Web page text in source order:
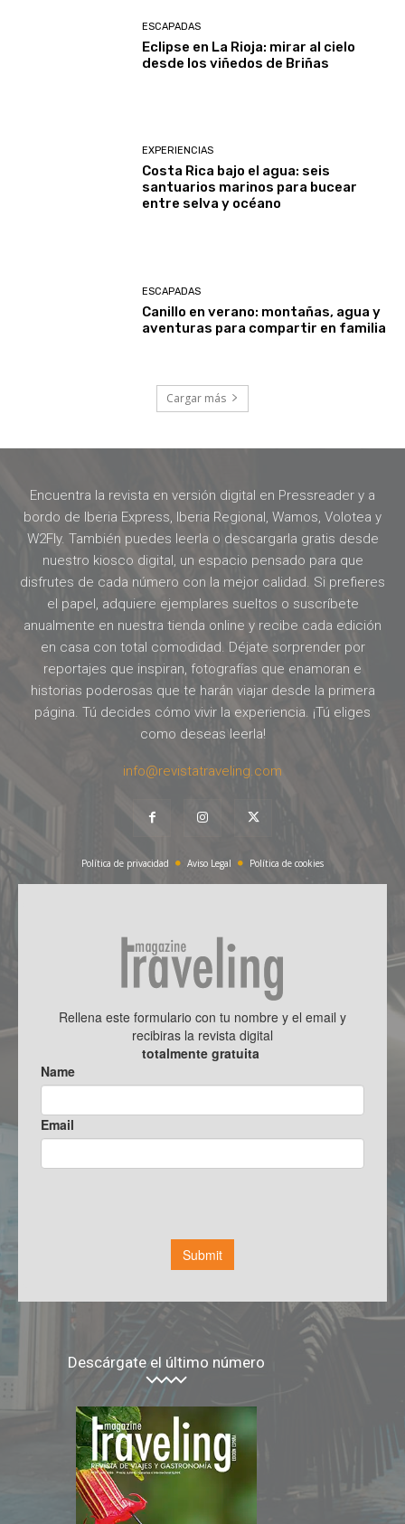
ESCAPADAS
Eclipse en La Rioja: mirar al cielo
desde los viñedos de Briñas
EXPERIENCIAS
Costa Rica bajo el agua: seis
santuarios marinos para bucear
entre selva y océano
ESCAPADAS
Canillo en verano: montañas, agua y
aventuras para compartir en familia
Cargar más
Encuentra la revista en versión digital en Pressreader y a
bordo de Iberia Express, Iberia Regional, Wamos, Volotea y
W2Fly. También puedes leerla o descargarla gratis desde
nuestro kiosco digital, un espacio pensado para que
disfrutes de cada número con la mejor calidad. Si prefieres
el papel, adquiere ejemplares sueltos o suscríbete
anualmente en nuestra tienda online y recibe cada edición
en casa con total comodidad. Déjate sorprender por
reportajes que inspiran, fotografías que enamoran e
historias poderosas que te harán viajar desde la primera
página. Tú decides cómo vivir la experiencia. ¡Tú eliges
como deseas leerla!
info@revistatraveling.com
Política de privacidad Aviso Legal Política de cookies
Descárgate el último número